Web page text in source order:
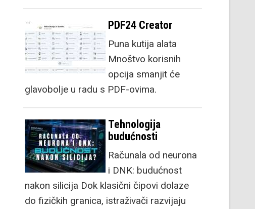
PDF24 Creator
Puna kutija alata
Mnoštvo korisnih
opcija smanjit će
glavobolje u radu s PDF-ovima.
Tehnologija
budućnosti
Računala od neurona
i DNK: budućnost
nakon silicija Dok klasični čipovi dolaze
do fizičkih granica, istraživači razvijaju